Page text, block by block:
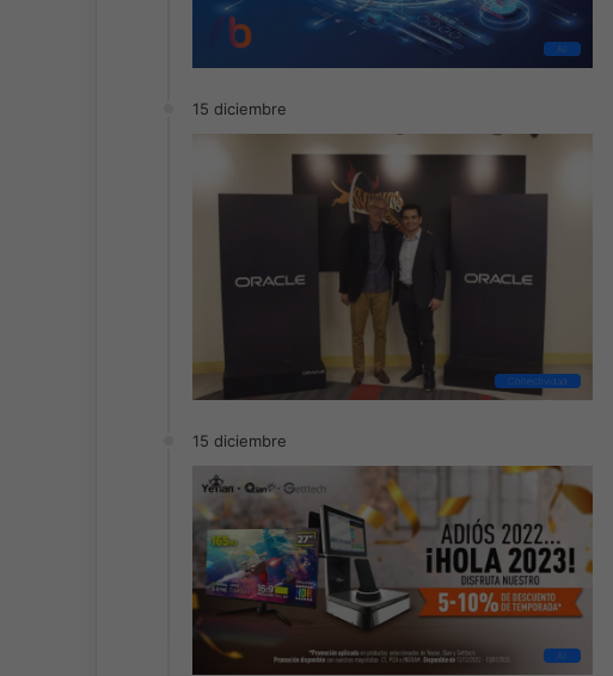
All
15 diciembre
Conectividad
15 diciembre
All